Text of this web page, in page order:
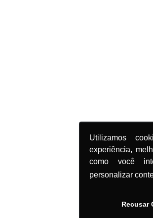
Utilizamos
experiência,
como você
personalizar
Recusar